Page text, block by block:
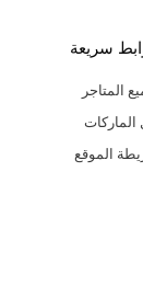
سريعة
المتاجر
الماركات
الموقع